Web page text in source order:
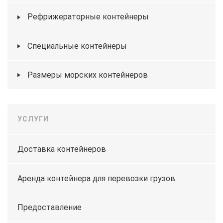
Рефрижераторные контейнеры
Специальные контейнеры
Размеры морских контейнеров
УСЛУГИ
Доставка контейнеров
Аренда контейнера для перевозки грузов
Предоставление